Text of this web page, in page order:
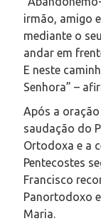
irmão, amigo
mediante o
andar em
E neste
Senhora” –
Após a
saudação do
Ortodoxa e a
Pentecostes
Francisco
Panortodoxo
Maria.